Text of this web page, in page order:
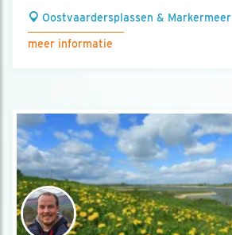
Oostvaardersplassen & Markermeer
meer informatie